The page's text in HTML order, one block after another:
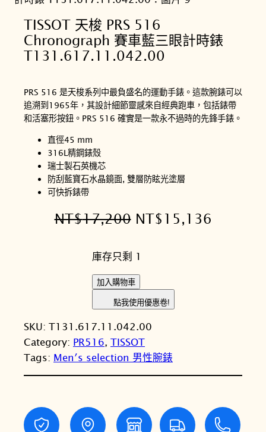
TISSOT 天梭 PRS 516
Chronograph 賽車藍三眼計時錶
T131.617.11.042.00
PRS 516 是天梭系列中最負盛名的運動手錶。這款腕錶可以
追溯到1965年，其設計細節靈感來自經典跑車，包括錶帶
和活塞形按鈕。PRS 516 確實是一款永不過時的先鋒手錶。
直徑45 mm
316L精鋼錶殼
瑞士製石英機芯
防刮藍寶石水晶鏡面, 雙層防眩光塗層
可快拆錶帶
NT$17,200 原
價
格
：
N
T
$
7
,
NT$ 15,136
5
,
庫存只剩 1
T
S
S
O
T
天
P
R
加入購物車
點我使用優惠卷!
SKU: T131.617.11.042.00
Category: PR516, TISSOT
Tags: Men′s selection 男性腕錶